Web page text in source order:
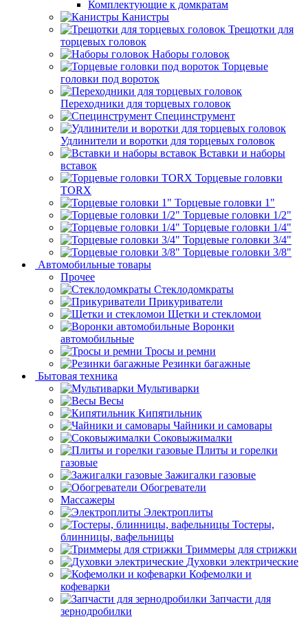
Комплектующие к домкратам
Канистры
Трещотки для
торцевых головок
Наборы головок
Торцевые
головки под вороток
Переходники для торцевых головок
Специнструмент
Удлинители и воротки для торцевых головок
Вставки и наборы
вставок
Торцевые головки
TORX
Торцевые головки 1"
Торцевые головки 1/2"
Торцевые головки 1/4"
Торцевые головки 3/4"
Торцевые головки 3/8"
Автомобильные товары
Прочее
Стеклодомкраты
Прикуриватели
Щетки и стекломои
Воронки
автомобильные
Тросы и ремни
Резинки багажные
Бытовая техника
Мультиварки
Весы
Кипятильник
Чайники и самовары
Соковыжималки
Плиты и горелки
газовые
Зажигалки газовые
Обогреватели
Массажеры
Электроплиты
Тостеры,
блинницы, вафельницы
Триммеры для стрижки
Духовки электрические
Кофемолки и
кофеварки
Запчасти для
зернодробилки